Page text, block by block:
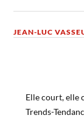
JEAN-LUC
Elle court, elle
Trends-